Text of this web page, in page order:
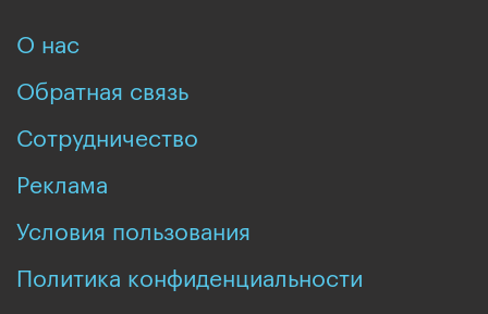
О нас
Обратная связь
Сотрудничество
Реклама
Условия пользования
Политика конфиденциальности